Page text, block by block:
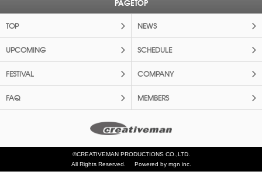
PAGETOP
TOP NEWS
UPCOMING SCHEDULE
FESTIVAL COMPANY
FAQ MEMBERS
©CREATIVEMAN PRODUCTIONS CO.,LTD.
All Rights Reserved.
Powered by mgn inc.